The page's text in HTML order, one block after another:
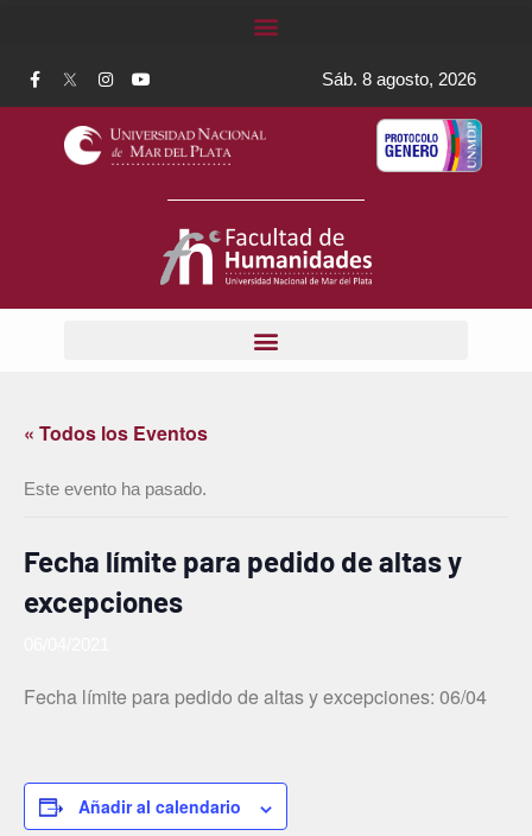
Sáb. 8 agosto, 2026
« Todos los Eventos
Este evento ha pasado.
Fecha límite para pedido de altas y
excepciones
Fecha límite para pedido de altas y excepciones: 06/04
Añadir al calendario